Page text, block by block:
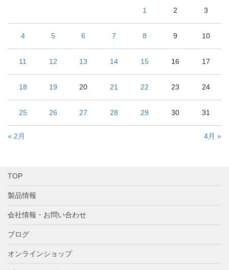
1 2 3
4 5 6 7 8 9 10
11 12 13 14 15 16 17
18 19 20 21 22 23 24
25 26 27 28 29 30 31
« 2月 4月 »
TOP
製品情報
会社情報・お問い合わせ
ブログ
オンラインショップ